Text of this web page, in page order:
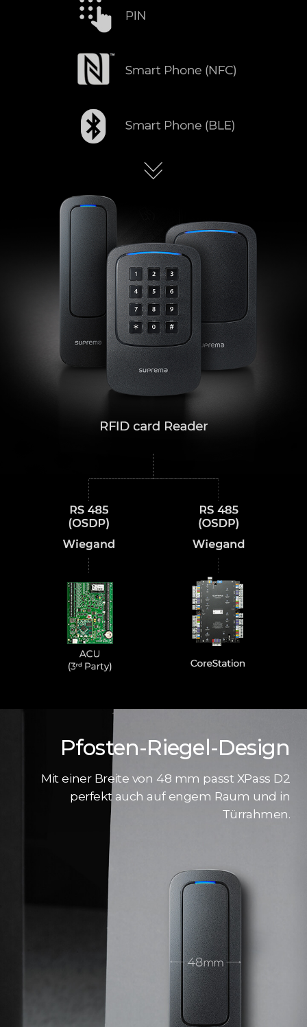
Pfosten-Riegel-Design
Mit einer Breite von 48 mm passt XPass D2
perfekt auch auf engem Raum und in
Türrahmen.